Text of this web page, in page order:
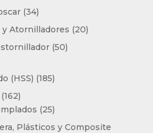
productos
3434
productos
y Atornilladores 2020
5050
(HSS) 185185
162162
productos
2525
productos
Plásticos y Composite